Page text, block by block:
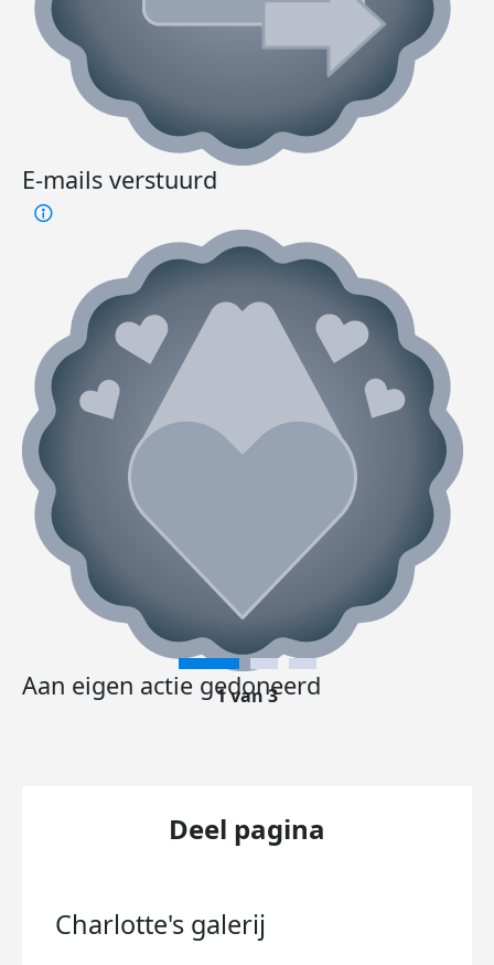
E-mails verstuurd
Aan eigen actie gedoneerd
1 van 3
Deel pagina
Charlotte's galerij